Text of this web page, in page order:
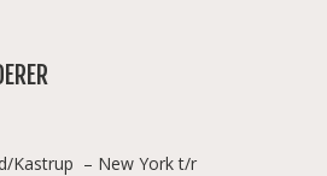
Kastrup – New York t/r